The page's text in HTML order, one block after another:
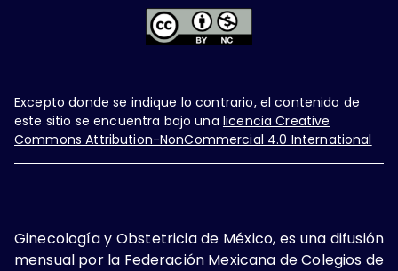
Excepto donde se indique lo contrario, el contenido de
este sitio se encuentra bajo una licencia Creative
Commons Attribution-NonCommercial 4.0 International
Ginecología y Obstetricia de México, es una difusión
mensual por la Federación Mexicana de Colegios de